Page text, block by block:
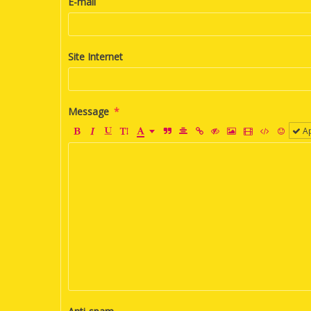
Site Internet
Message